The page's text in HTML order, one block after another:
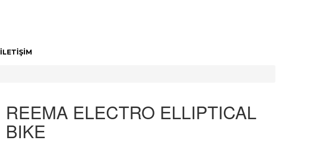
İLETIŞIM
REEMA ELECTRO ELLIPTICAL
BIKE